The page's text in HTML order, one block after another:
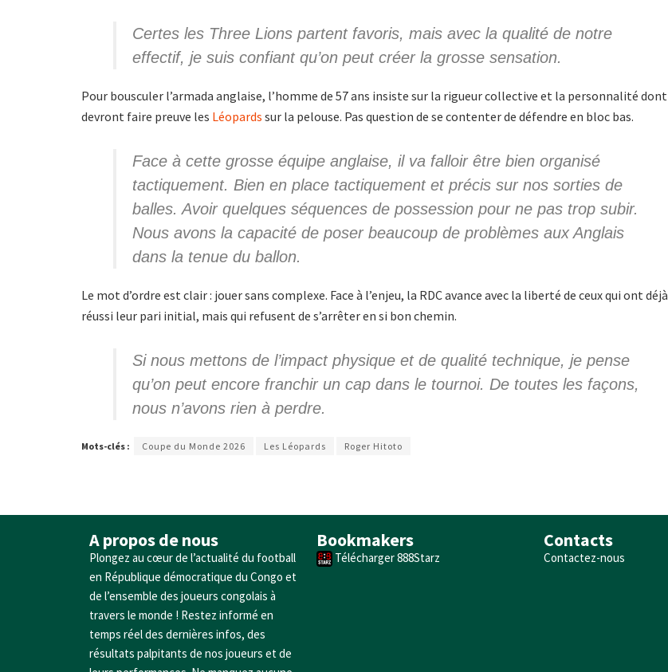
Certes les Three Lions partent favoris, mais avec la qualité de notre
effectif, je suis confiant qu’on peut créer la grosse sensation.
Pour bousculer l’armada anglaise, l’homme de 57 ans insiste sur la rigueur collective et la personnalité dont
devront faire preuve les Léopards sur la pelouse. Pas question de se contenter de défendre en bloc bas.
Face à cette grosse équipe anglaise, il va falloir être bien organisé
tactiquement. Bien en place tactiquement et précis sur nos sorties de
balles. Avoir quelques séquences de possession pour ne pas trop subir.
Nous avons la capacité de poser beaucoup de problèmes aux Anglais
dans la tenue du ballon.
Le mot d’ordre est clair : jouer sans complexe. Face à l’enjeu, la RDC avance avec la liberté de ceux qui ont déjà
réussi leur pari initial, mais qui refusent de s’arrêter en si bon chemin.
Si nous mettons de l’impact physique et de qualité technique, je pense
qu’on peut encore franchir un cap dans le tournoi. De toutes les façons,
nous n’avons rien à perdre.
Mots-clés : Coupe du Monde 2026 Les Léopards Roger Hitoto
A propos de nous
Plongez au cœur de l’actualité du football
en République démocratique du Congo et
de l’ensemble des joueurs congolais à
travers le monde ! Restez informé en
temps réel des dernières infos, des
résultats palpitants de nos joueurs et de
Bookmakers
Télécharger 888Starz
Contacts
Contactez-nous